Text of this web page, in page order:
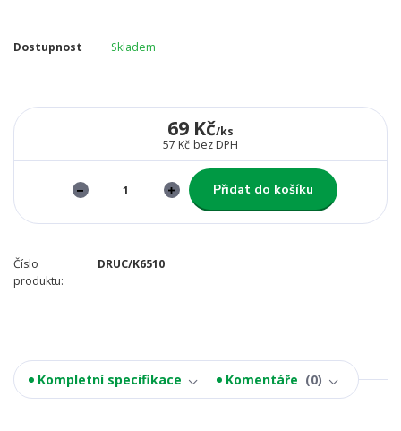
Dostupnost Skladem
69 Kč/ks
57 Kč bez DPH
Přidat do košíku
Číslo
produktu:
DRUC/K6510
Kompletní specifikace Komentáře 0